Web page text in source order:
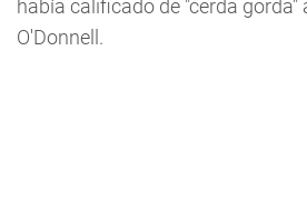
había calificado de "cerda gorda"
O'Donnell.